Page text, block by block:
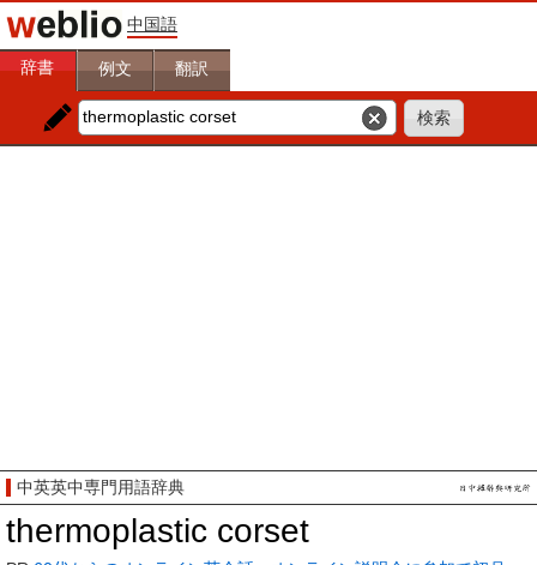
中国語
辞書 例文 翻訳
中英英中専門用語辞典
thermoplastic corset